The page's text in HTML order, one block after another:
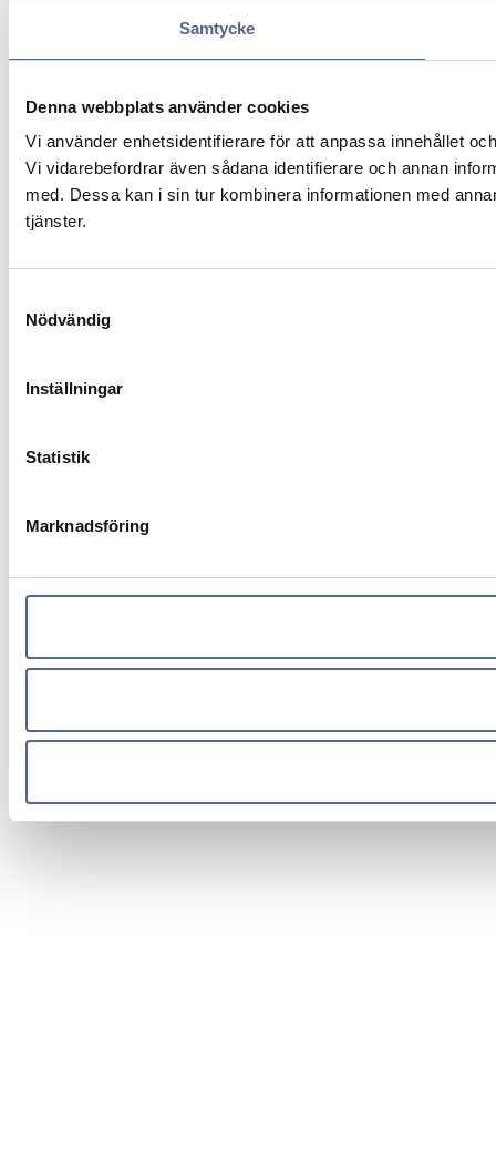
Samtycke
Denna webbplats använder cookies
Vi använder enhetsidentifierare för att anpassa innehållet
Vi vidarebefordrar även sådana identifierare och annan
med. Dessa kan i sin tur kombinera informationen med
tjänster.
Nödvändig
Inställningar
Statistik
Marknadsföring